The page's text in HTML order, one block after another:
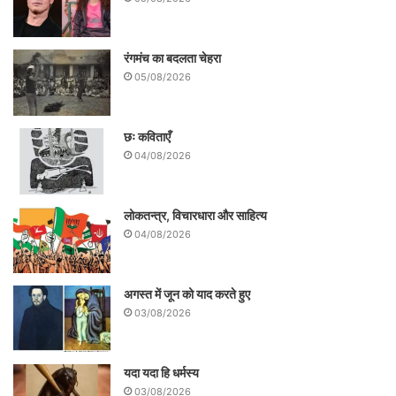
इस अवधि में उन्होने शोध कार्य के साथ साथ
अध्यापन भी किया और प्रशासनिक दायित्व भी
निभाया। अपने कार्यों से उन्होंने सभी को प्रभावित
किया फलस्वरूप भारत सरकार ने 1972 में उन्हें
भारतीय कृषि अनुसंधान परिषद का महानिदेशक
नियुक्त किया और इसके साथ ही उन्हें भारत सरकार
रंगमंच का बदलता चेहरा
05/08/2026
छः कविताएँ
04/08/2026
लोकतन्त्र, विचारधारा और साहित्य
04/08/2026
अगस्त में जून को याद करते हुए
03/08/2026
यदा यदा हि धर्मस्य
03/08/2026